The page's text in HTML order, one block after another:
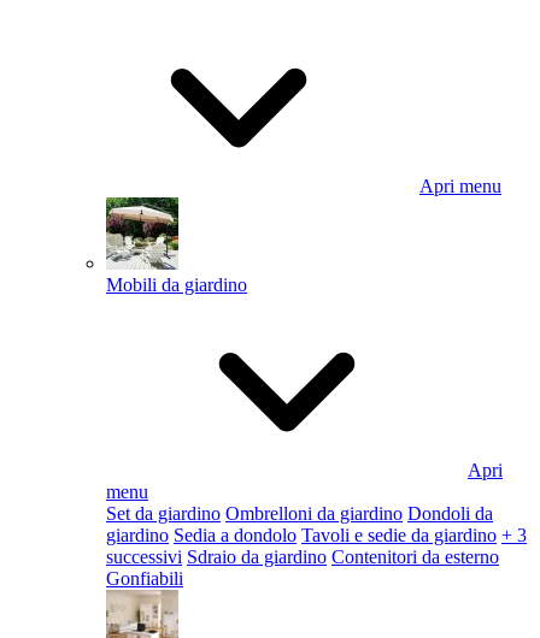
Apri menu
Mobili da giardino
Apri
menu
Set da giardino Ombrelloni da giardino Dondoli da
giardino Sedia a dondolo Tavoli e sedie da giardino + 3
successivi Sdraio da giardino Contenitori da esterno
Gonfiabili